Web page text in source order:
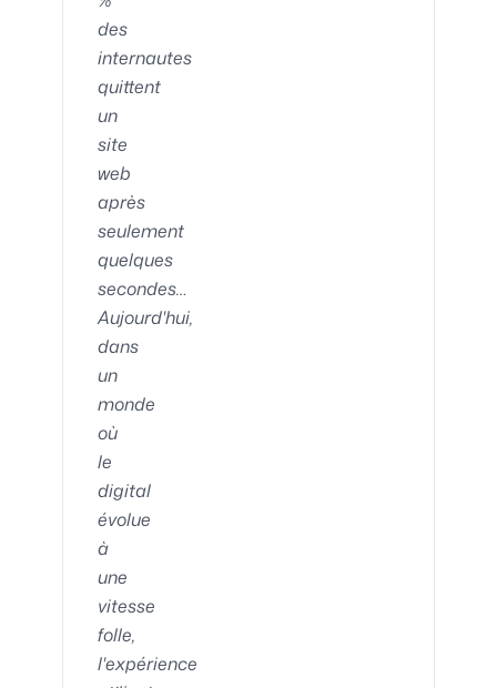
des
internautes
quittent
un
site
web
après
seulement
quelques
secondes…
Aujourd'hui,
dans
un
monde
où
le
digital
évolue
à
une
vitesse
folle,
l'expérience